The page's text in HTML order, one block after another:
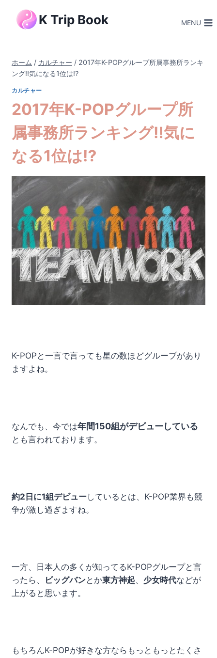
K Trip Book MENU
ホーム / カルチャー / 2017年K-POPグループ所属事務所ランキ
ング‼︎気になる1位は⁉︎
カルチャー
2017年K-POPグループ所
属事務所ランキング‼︎気に
なる1位は⁉︎
K-POPと一言で言っても星の数ほどグループがあり
ますよね。
なんでも、今では年間150組がデビューしている
とも言われております。
約2日に1組デビューしているとは、K-POP業界も競
争が激し過ぎますね。
一方、日本人の多くが知ってるK-POPグループと言
ったら、
ビッグバンとか東方神起、 少女時代などが
上がると思います。
もちろんK-POPが好きな方ならもっともっとたくさ